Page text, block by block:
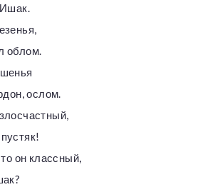
облом.
ослом.
он классный,